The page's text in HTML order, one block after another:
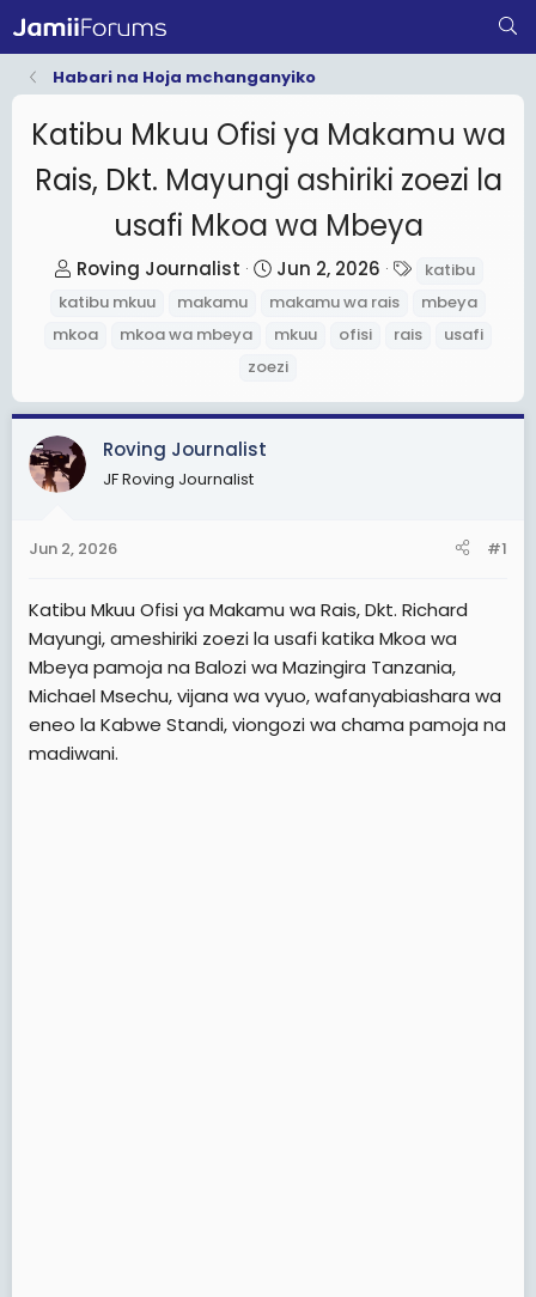
Habari na Hoja mchanganyiko
Katibu Mkuu Ofisi ya Makamu wa
Rais, Dkt. Mayungi ashiriki zoezi la
usafi Mkoa wa Mbeya
T
h
d
s
t
r
Roving Journalist
S
t
d
Jun 2, 2026
a
katibu
katibu mkuu
makamu makamu wa rais
mbeya
mkoa
mkoa wa mbeya mkuu ofisi rais
usafi
zoezi
Roving Journalist
JF Roving Journalist
Jun 2, 2026 #1
Katibu Mkuu Ofisi ya Makamu wa Rais, Dkt. Richard
Mayungi, ameshiriki zoezi la usafi katika Mkoa wa
Mbeya pamoja na Balozi wa Mazingira Tanzania,
Michael Msechu, vijana wa vyuo, wafanyabiashara wa
eneo la Kabwe Standi, viongozi wa chama pamoja na
madiwani.